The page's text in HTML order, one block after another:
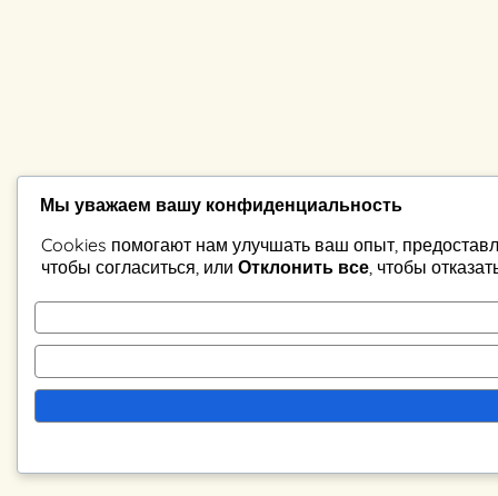
Мы уважаем вашу конфиденциальность
Cookies помогают нам улучшать ваш опыт,
чтобы согласиться, или Отклонить все , чтобы